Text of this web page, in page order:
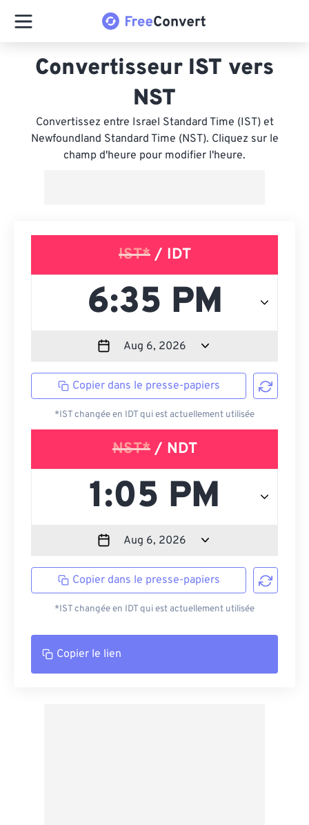
Convertisseur IST vers
NST
Convertissez entre Israel Standard Time (IST) et
Newfoundland Standard Time (NST). Cliquez sur le
champ d'heure pour modifier l'heure.
IST*/ IDT
Copier dans le presse-papiers
*IST changée en IDT qui est actuellement utilisée
NST*/ NDT
Copier dans le presse-papiers
*IST changée en IDT qui est actuellement utilisée
Copier le lien